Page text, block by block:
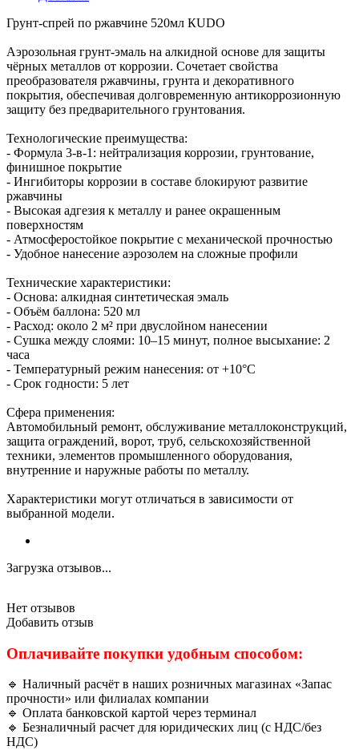
Грунт-спрей по ржавчине 520мл КUDO
Аэрозольная грунт-эмаль на алкидной основе для защиты
чёрных металлов от коррозии. Сочетает свойства
преобразователя ржавчины, грунта и декоративного
покрытия, обеспечивая долговременную антикоррозионную
защиту без предварительного грунтования.
Технологические преимущества:
- Формула 3-в-1: нейтрализация коррозии, грунтование,
финишное покрытие
- Ингибиторы коррозии в составе блокируют развитие
ржавчины
- Высокая адгезия к металлу и ранее окрашенным
поверхностям
- Атмосферостойкое покрытие с механической прочностью
- Удобное нанесение аэрозолем на сложные профили
Технические характеристики:
- Основа: алкидная синтетическая эмаль
- Объём баллона: 520 мл
- Расход: около 2 м² при двуслойном нанесении
- Сушка между слоями: 10–15 минут, полное высыхание: 2
часа
- Температурный режим нанесения: от +10°С
- Срок годности: 5 лет
Сфера применения:
Автомобильный ремонт, обслуживание металлоконструкций,
защита ограждений, ворот, труб, сельскохозяйственной
техники, элементов промышленного оборудования,
внутренние и наружные работы по металлу.
Характеристики могут отличаться в зависимости от
выбранной модели.
Загрузка отзывов...
Нет отзывов
Добавить отзыв
Оплачивайте покупки удобным способом:
🔹 Наличный расчёт в наших розничных магазинах «Запас
прочности» или филиалах компании
🔹 Оплата банковской картой через терминал
🔹 Безналичный расчет для юридических лиц (с НДС/без
НДС)